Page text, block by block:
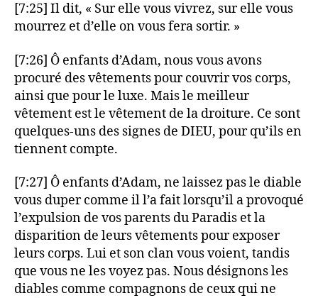
[7:25] Il dit, « Sur elle vous vivrez, sur elle vous
mourrez et d’elle on vous fera sortir. »
[7:26] Ô enfants d’Adam, nous vous avons
procuré des vêtements pour couvrir vos corps,
ainsi que pour le luxe. Mais le meilleur
vêtement est le vêtement de la droiture. Ce sont
quelques-uns des signes de DIEU, pour qu’ils en
tiennent compte.
[7:27] Ô enfants d’Adam, ne laissez pas le diable
vous duper comme il l’a fait lorsqu’il a provoqué
l’expulsion de vos parents du Paradis et la
disparition de leurs vêtements pour exposer
leurs corps. Lui et son clan vous voient, tandis
que vous ne les voyez pas. Nous désignons les
diables comme compagnons de ceux qui ne